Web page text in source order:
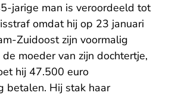
jarige man is veroordeeld tot
omdat hij op 23 januari
Zuidoost zijn voormalig
moeder van zijn dochtertje,
hij 47.500 euro
betalen. Hij stak haar